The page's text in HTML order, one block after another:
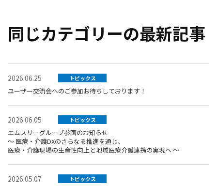
同じカテゴリーの最新記事
2026.06.25 トピックス
ユーザー交流会へのご参加お待ちしております！
2026.06.05 トピックス
エムスリーグループ参画のお知らせ
～ 医療・介護DXのさらなる推進を通じ、
医療・介護現場の生産性向上と地域医療介護連携の実現へ ～
2026.05.07 トピックス